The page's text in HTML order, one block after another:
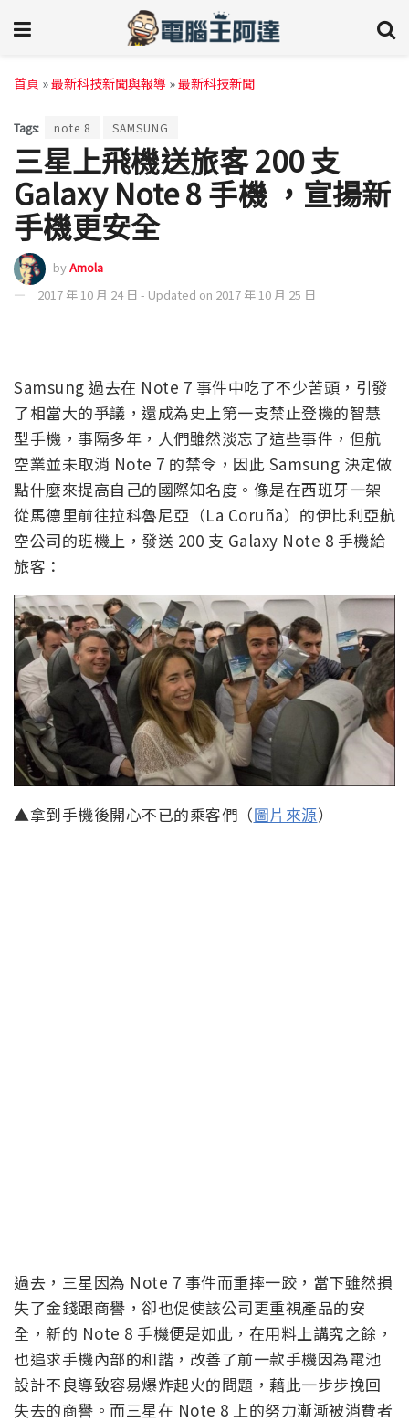
首頁 »最新科技新聞與報導 »最新科技新聞
Tags: note 8 SAMSUNG
三星上飛機送旅客 200 支
Galaxy Note 8 手機 ，宣揚新
手機更安全
byAmola
2017 年 10 月 24 日 - Updated on 2017 年 10 月 25 日
Samsung 過去在 Note 7 事件中吃了不少苦頭，引發
了相當大的爭議，還成為史上第一支禁止登機的智慧
型手機，事隔多年，人們雖然淡忘了這些事件，但航
空業並未取消 Note 7 的禁令，因此 Samsung 決定做
點什麼來提高自己的國際知名度。像是在西班牙一架
從馬德里前往拉科魯尼亞（La Coruña）的伊比利亞航
空公司的班機上，發送 200 支 Galaxy Note 8 手機給
旅客：
▲拿到手機後開心不已的乘客們（圖片來源）
過去，三星因為 Note 7 事件而重摔一跤，當下雖然損
失了金錢跟商譽，卻也促使該公司更重視產品的安
全，新的 Note 8 手機便是如此，在用料上講究之餘，
也追求手機內部的和諧，改善了前一款手機因為電池
設計不良導致容易爆炸起火的問題，藉此一步步挽回
失去的商譽。而三星在 Note 8 上的努力漸漸被消費者